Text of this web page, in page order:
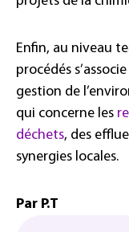
Enfin, au niveau
procédés
gestion de
qui concerne les
déchets, des
synergies locales.
Par P.T